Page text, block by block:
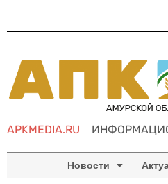
APKMEDIA.RU
Новости